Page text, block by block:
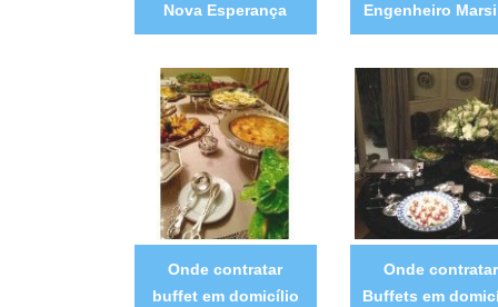
Nova Esperança
Engenheiro
Onde contratar
buffet em domicílio
Onde contratar
Buffets em